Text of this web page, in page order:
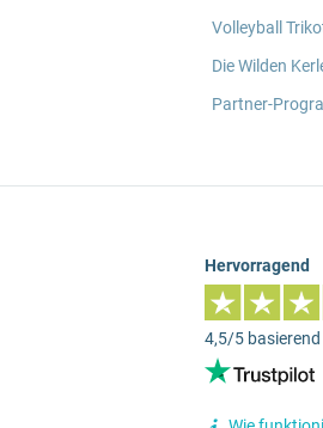
Volleyball
Die Wilden
Partner-
Hervorragend
4,5/5